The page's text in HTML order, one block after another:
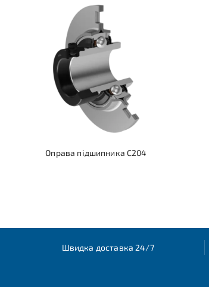
Оправа підшипника С204
Швидка доставка 24/7